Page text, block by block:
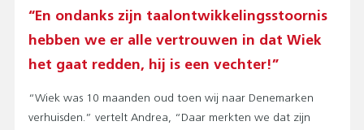
“En ondanks zijn taalontwikkelingsstoornis
hebben we er alle vertrouwen in dat Wiek
het gaat redden, hij is een vechter!”
“Wiek was 10 maanden oud toen wij naar Denemarken
verhuisden.” vertelt Andrea, “Daar merkten we dat zijn